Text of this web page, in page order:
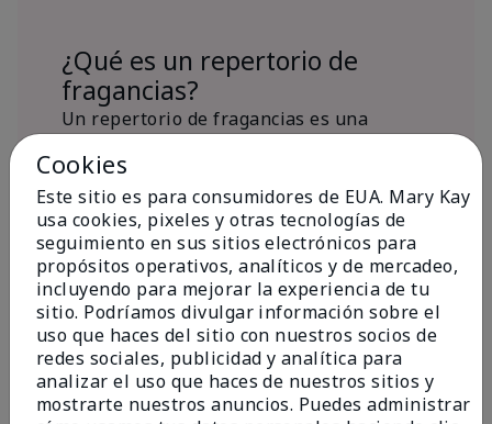
¿Qué es un repertorio de
fragancias?
Un repertorio de fragancias es una
diferentes ocasiones, estados de ánimo
y/o temporadas.
¿Dónde encaja la fragancia Mary
Kay® True Optimism™ Eau de
Parfum?
Cookies
Este sitio es para consumidores de EUA. Mary Kay
usa cookies, pixeles y otras tecnologías de
seguimiento en sus sitios electrónicos para
propósitos operativos, analíticos y de mercadeo,
incluyendo para mejorar la experiencia de tu
sitio. Podríamos divulgar información sobre el
uso que haces del sitio con nuestros socios de
redes sociales, publicidad y analítica para
analizar el uso que haces de nuestros sitios y
mostrarte nuestros anuncios. Puedes administrar